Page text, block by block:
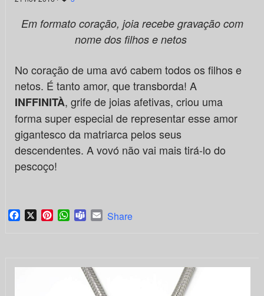
Em formato coração, joia recebe gravação com
nome dos filhos e netos
No coração de uma avó cabem todos os filhos e
netos. É tanto amor, que transborda! A
INFFINITÀ, grife de joias afetivas, criou uma
forma super especial de representar esse amor
gigantesco da matriarca pelos seus
descendentes. A vovó não vai mais tirá-lo do
pescoço!
Facebook
X PinterestWhatsApp
TeamsEmail
Share